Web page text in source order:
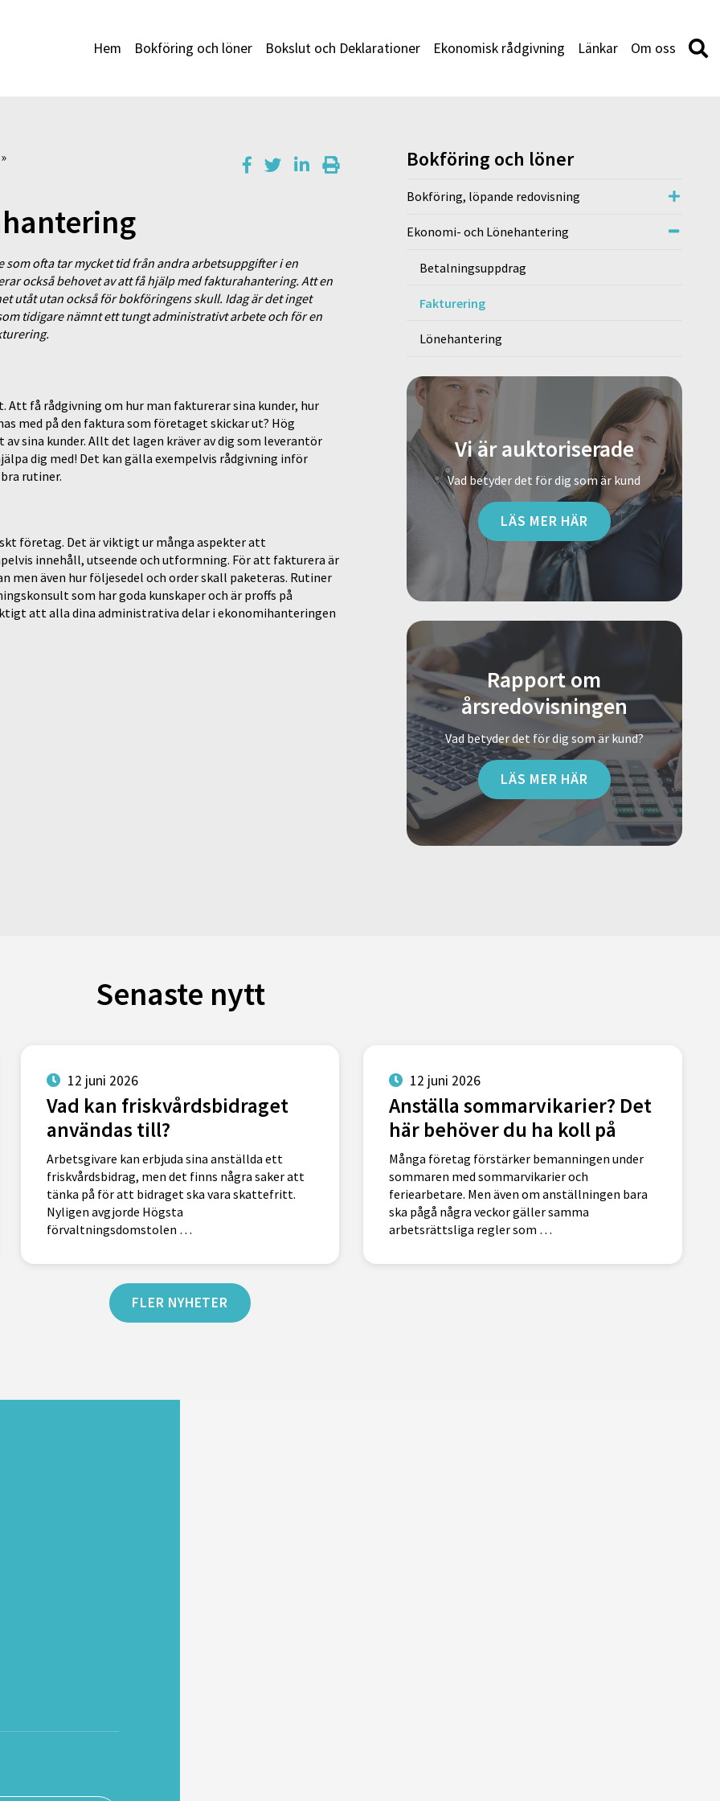
Hem Bokföring och löner Bokslut och Deklarationer Ekonomisk rådgivning Länkar Om oss
»
ofta tar mycket tid från andra arbetsuppgifter i en
också behovet av att få hjälp med fakturahantering. Att en
utåt utan också för bokföringens skull. Idag är det inget
tidigare nämnt ett tungt administrativt arbete och för en
få rådgivning om hur man fakturerar sina kunder, hur
med på den faktura som företaget skickar ut? Hög
sina kunder. Allt det lagen kräver av dig som leverantör
dig med! Det kan gälla exempelvis rådgivning inför
rutiner.
företag. Det är viktigt ur många aspekter att
innehåll, utseende och utformning. För att fakturera är
men även hur följesedel och order skall paketeras. Rutiner
som har goda kunskaper och är proffs på
att alla dina administrativa delar i ekonomihanteringen
Bokföring och löner
Bokföring, löpande redovisning
Ekonomi- och Lönehantering
Betalningsuppdrag
Fakturering
Lönehantering
Vi är auktoriserade
Vad betyder det för dig som är kund
LÄS MER HÄR
Rapport om
årsredovisningen
Vad betyder det för dig som är kund?
LÄS MER HÄR
Senaste nytt
12 juni 2026
Vad kan friskvårdsbidraget
användas till?
Arbetsgivare kan erbjuda sina anställda ett
friskvårdsbidrag, men det finns några saker att
tänka på för att bidraget ska vara skattefritt.
Nyligen avgjorde Högsta
förvaltningsdomstolen …
12 juni 2026
Anställa sommarvikarier? Det
här behöver du ha koll på
Många företag förstärker bemanningen under
sommaren med sommarvikarier och
feriearbetare. Men även om anställningen bara
ska pågå några veckor gäller samma
arbetsrättsliga regler som …
FLER NYHETER